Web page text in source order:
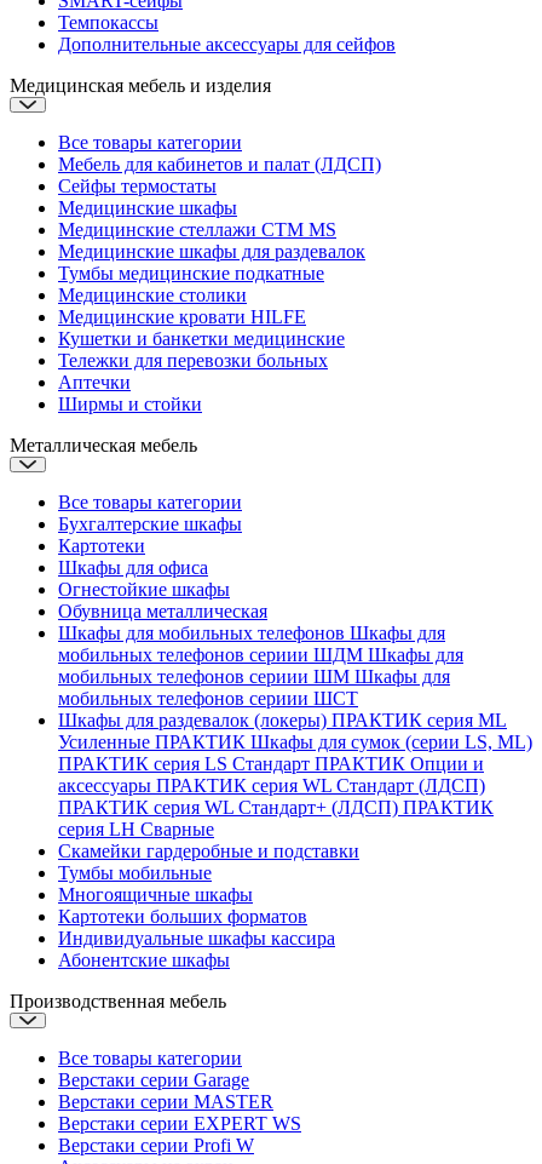
Темпокассы
Дополнительные аксессуары для сейфов
Медицинская мебель и изделия
Все товары категории
Мебель для кабинетов и палат (ЛДСП)
Сейфы термостаты
Медицинские шкафы
Медицинские стеллажи CTM MS
Медицинские шкафы для раздевалок
Тумбы медицинские подкатные
Медицинские столики
Медицинские кровати HILFE
Кушетки и банкетки медицинские
Тележки для перевозки больных
Аптечки
Ширмы и стойки
Металлическая мебель
Все товары категории
Бухгалтерские шкафы
Картотеки
Шкафы для офиса
Огнестойкие шкафы
Обувница металлическая
Шкафы для мобильных телефонов Шкафы для
мобильных телефонов сериии ШДМ Шкафы для
мобильных телефонов сериии ШМ Шкафы для
мобильных телефонов сериии ШСТ
Шкафы для раздевалок (локеры) ПРАКТИК серия ML
Усиленные ПРАКТИК Шкафы для сумок (серии LS, ML)
ПРАКТИК cерия LS Стандарт ПРАКТИК Опции и
аксессуары ПРАКТИК серия WL Стандарт (ЛДСП)
ПРАКТИК серия WL Стандарт+ (ЛДСП) ПРАКТИК
серия LH Сварные
Скамейки гардеробные и подставки
Тумбы мобильные
Многоящичные шкафы
Картотеки больших форматов
Индивидуальные шкафы кассира
Абонентские шкафы
Производственная мебель
Все товары категории
Верстаки серии Garage
Верстаки серии MASTER
Верстаки серии EXPERT WS
Верстаки серии Profi W